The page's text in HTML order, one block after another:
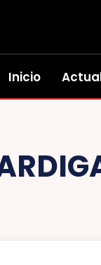
Inicio